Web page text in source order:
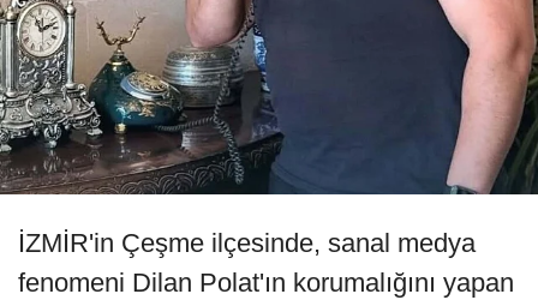
İZMİR'in Çeşme ilçesinde, sanal medya
fenomeni Dilan Polat'ın korumalığını yapan